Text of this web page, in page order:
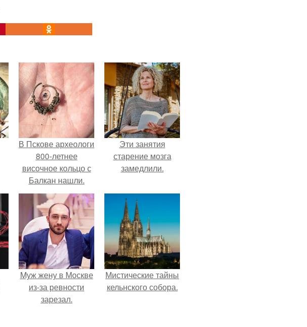
В Пскове археологи
800-летнее
височное кольцо с
Балкан нашли.
Эти занятия
старение мозга
замедлили.
Mуж жену в Москве
из-за ревности
зарезал.
Мистические тайны
кельнского собора.